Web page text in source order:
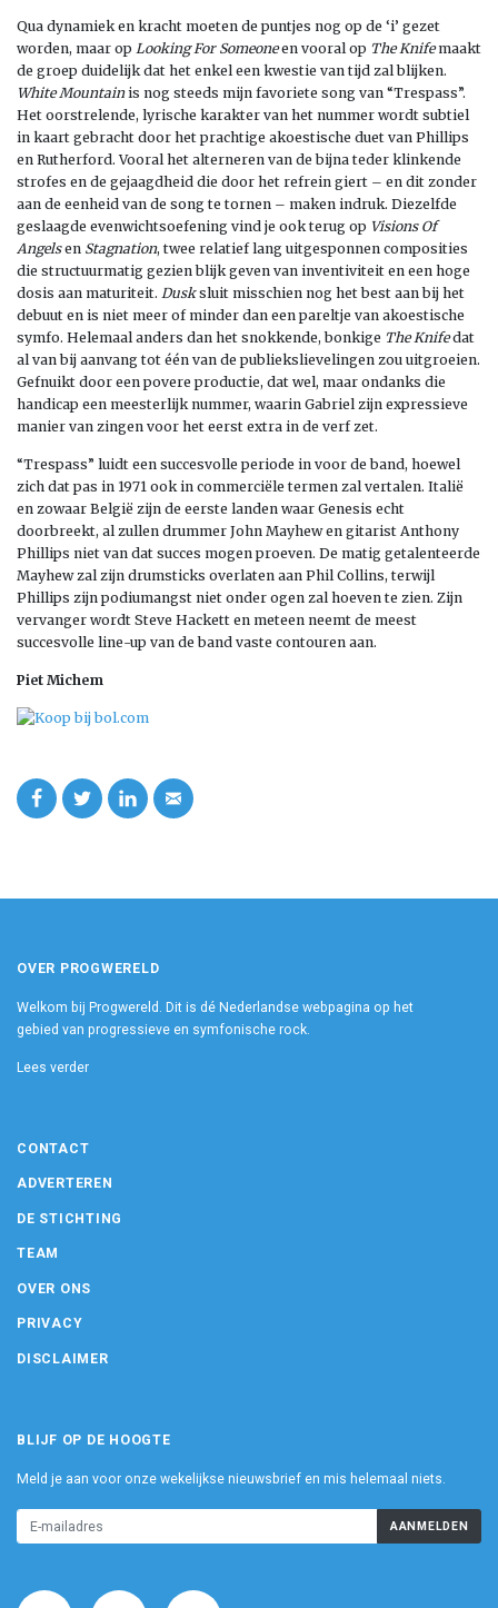
Qua dynamiek en kracht moeten de puntjes nog op de ‘i’ gezet
worden, maar op Looking For Someoneen vooral op The Knifemaakt
de groep duidelijk dat het enkel een kwestie van tijd zal blijken.
White Mountainis nog steeds mijn favoriete song van “Trespass”.
Het oorstrelende, lyrische karakter van het nummer wordt subtiel
in kaart gebracht door het prachtige akoestische duet van Phillips
en Rutherford. Vooral het alterneren van de bijna teder klinkende
strofes en de gejaagdheid die door het refrein giert – en dit zonder
aan de eenheid van de song te tornen – maken indruk. Diezelfde
geslaagde evenwichtsoefening vind je ook terug op Visions Of
Angelsen Stagnation, twee relatief lang uitgesponnen composities
die structuurmatig gezien blijk geven van inventiviteit en een hoge
dosis aan maturiteit. Dusksluit misschien nog het best aan bij het
debuut en is niet meer of minder dan een pareltje van akoestische
symfo. Helemaal anders dan het snokkende, bonkige The Knifedat
al van bij aanvang tot één van de publiekslievelingen zou uitgroeien.
Gefnuikt door een povere productie, dat wel, maar ondanks die
handicap een meesterlijk nummer, waarin Gabriel zijn expressieve
manier van zingen voor het eerst extra in de verf zet.
“Trespass” luidt een succesvolle periode in voor de band, hoewel
zich dat pas in 1971 ook in commerciële termen zal vertalen. Italië
en zowaar België zijn de eerste landen waar Genesis echt
doorbreekt, al zullen drummer John Mayhew en gitarist Anthony
Phillips niet van dat succes mogen proeven. De matig getalenteerde
Mayhew zal zijn drumsticks overlaten aan Phil Collins, terwijl
Phillips zijn podiumangst niet onder ogen zal hoeven te zien. Zijn
vervanger wordt Steve Hackett en meteen neemt de meest
succesvolle line-up van de band vaste contouren aan.
Piet Michem
OVER PROGWERELD
Welkom bij Progwereld. Dit is dé Nederlandse webpagina op het
gebied van progressieve en symfonische rock.
Lees verder
CONTACT
ADVERTEREN
DE STICHTING
TEAM
OVER ONS
PRIVACY
DISCLAIMER
BLIJF OP DE HOOGTE
Meld je aan voor onze wekelijkse nieuwsbrief en mis helemaal niets.
AANMELDEN